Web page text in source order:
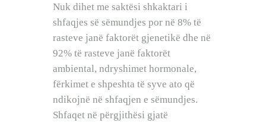
Nuk dihet me saktësi shkaktari i
shfaqjes së sëmundjes por në 8% të
rasteve janë faktorët gjenetikë dhe në
92% të rasteve janë faktorët
ambiental, ndryshimet hormonale,
fërkimet e shpeshta të syve ato që
ndikojnë në shfaqjen e sëmundjes.
Shfaqet në përgjithësi gjatë